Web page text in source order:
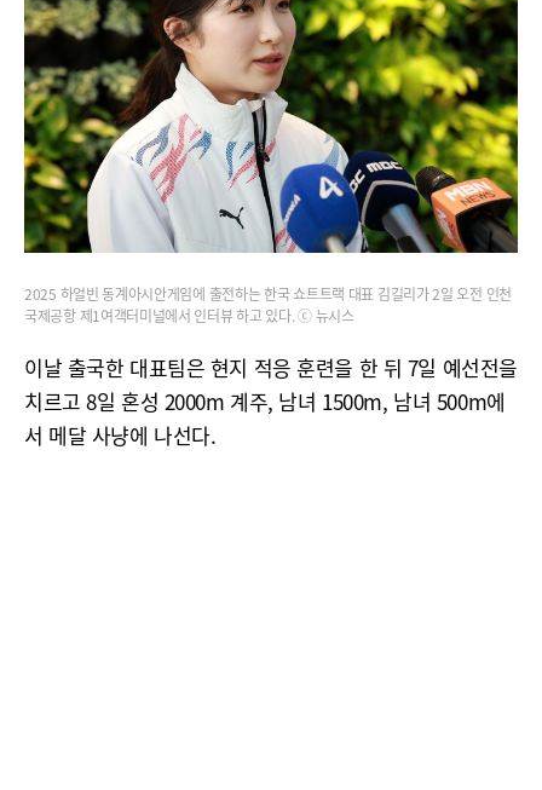
2025 하얼빈 동계아시안게임에 출전하는 한국 쇼트트랙 대표 김길리가 2일 오전 인천
국제공항 제1여객터미널에서 인터뷰 하고 있다. ⓒ 뉴시스
이날 출국한 대표팀은 현지 적응 훈련을 한 뒤 7일 예선전을
치르고 8일 혼성 2000m 계주, 남녀 1500m, 남녀 500m에
서 메달 사냥에 나선다.